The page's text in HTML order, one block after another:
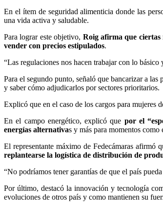
En el ítem de seguridad alimenticia donde las
una vida activa y saludable.
Para lograr este objetivo, Roig afirma que ciertas
vender con precios estipulados.
“Las regulaciones nos hacen trabajar con lo
Para el segundo punto, señaló que bancarizar a
y saber cómo adjudicarlos por sectores prioritarios.
Explicó que en el caso de los cargos para mujeres
En el campo energético, explicó que por el
energías alternativas y más para momentos
El representante máximo de Fedecámaras afirmó
replantearse la logística de distribución de
“No podríamos tener garantías de que el país
Por último, destacó la innovación y tecnología
evoluciones de otros país y como mantienen su